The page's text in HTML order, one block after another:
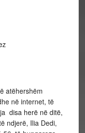
atëhershëm
në internet, të
disa herë në ditë,
ndjerë, Ilia Dedi,